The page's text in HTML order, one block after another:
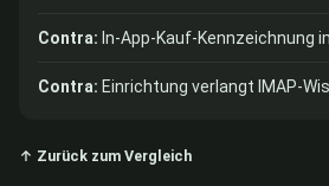
Contra: In-App-Kauf-Kennzeichnung
Contra: Einrichtung verlangt IMAP-
↑ Zurück zum Vergleich